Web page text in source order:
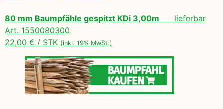
80 mm Baumpfähle gespitzt KDi 3,00m lieferbar
Art. 1550080300
22,00 € / STK (inkl. 19% MwSt.)